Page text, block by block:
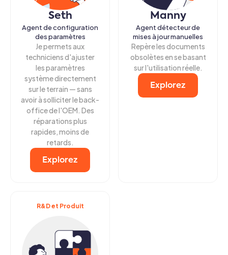
Seth
Agent de configuration
des paramètres
Je permets aux
techniciens d'ajuster
les paramètres
système directement
sur le terrain — sans
avoir à solliciter le back-
office de l'OEM. Des
réparations plus
rapides, moins de
retards.
Explorez
Manny
Agent détecteur de
mises à jour manuelles
Repère les documents
obsolètes en se basant
sur l'utilisation réelle.
Explorez
R&D et Produit